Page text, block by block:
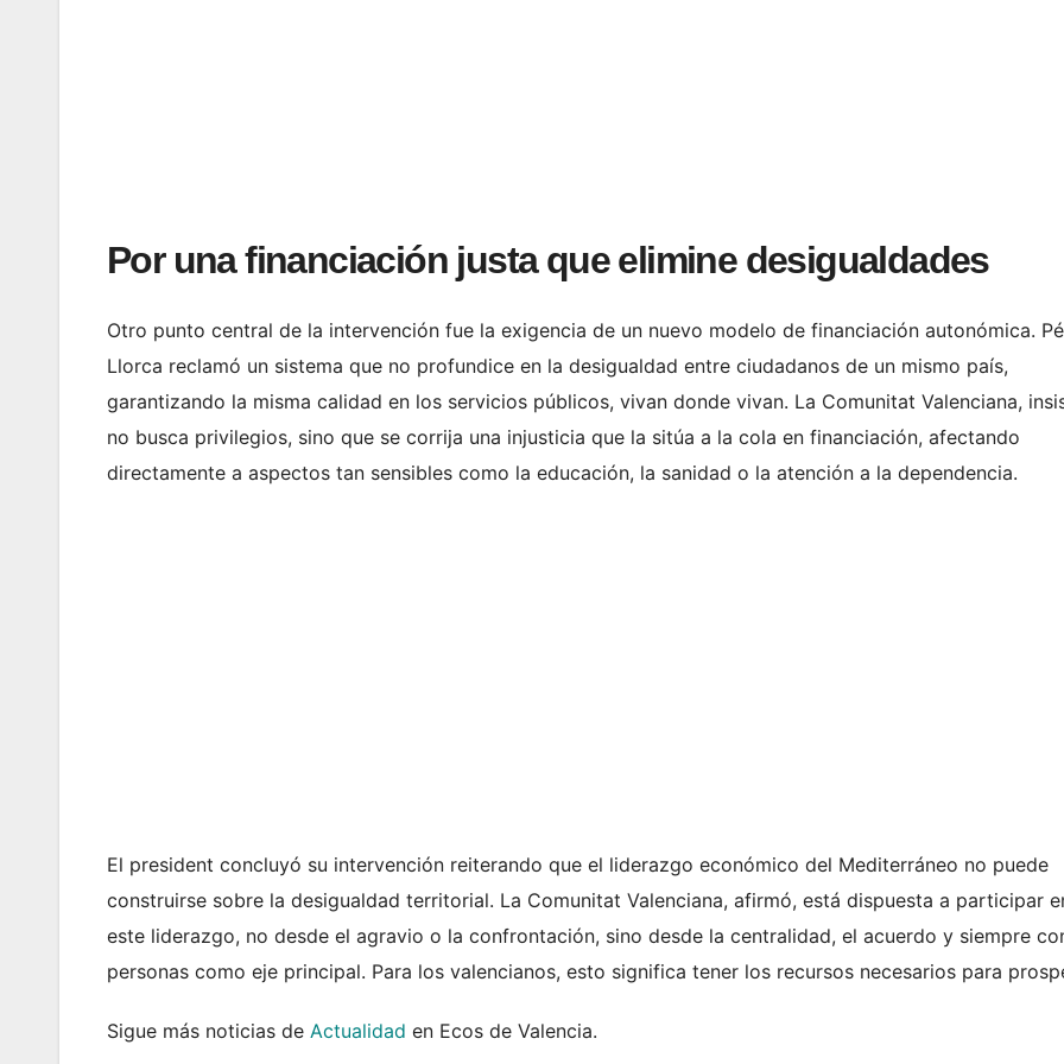
Por una financiación justa que elimine desigualdades
Otro punto central de la intervención fue la exigencia de un nuevo modelo de financiación autonómica.
Llorca reclamó un sistema que no profundice en la desigualdad entre ciudadanos de un mismo país,
garantizando la misma calidad en los servicios públicos, vivan donde vivan. La Comunitat Valenciana,
no busca privilegios, sino que se corrija una injusticia que la sitúa a la cola en financiación, afectando
directamente a aspectos tan sensibles como la educación, la sanidad o la atención a la dependencia.
El president concluyó su intervención reiterando que el liderazgo económico del Mediterráneo no puede
construirse sobre la desigualdad territorial. La Comunitat Valenciana, afirmó, está dispuesta a participar
este liderazgo, no desde el agravio o la confrontación, sino desde la centralidad, el acuerdo y siempre
personas como eje principal. Para los valencianos, esto significa tener los recursos necesarios para
Sigue más noticias de Actualidad en Ecos de Valencia.